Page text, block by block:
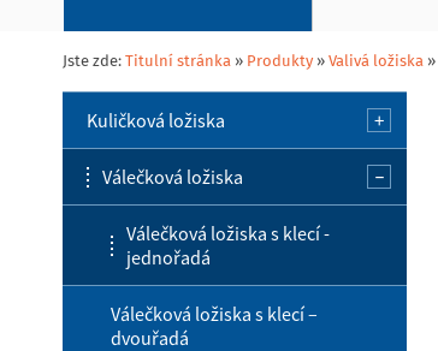
Jste zde: Titulní stránka » Produkty » Valivá ložiska »
Kuličková ložiska
Jednořadá kuličková ložiska
Jednořadá kuličková ložiska s
kosoúhlým stykem
Dvouřadá kuličková ložiska s
kosoúhlým stykem
Válečková ložiska
Válečková ložiska s klecí -
jednořadá
Válečková ložiska s klecí –
dvouřadá